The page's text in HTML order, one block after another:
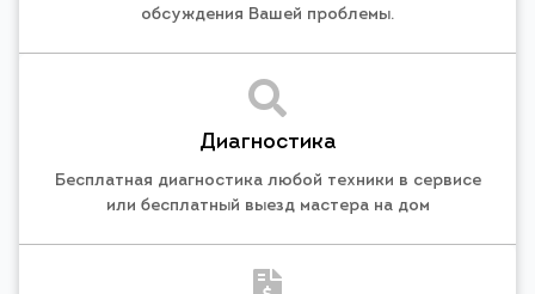
обсуждения Вашей проблемы.
Диагностика
Бесплатная диагностика любой техники в сервисе
или бесплатный выезд мастера на дом